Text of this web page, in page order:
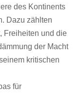
des Kontinents
Dazu zählten
Freiheiten und die
der Macht
kritischen
für